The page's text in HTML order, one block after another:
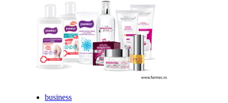
Menghia
a
devenit
ambasador
pentru
Gerovital
Perfect
business